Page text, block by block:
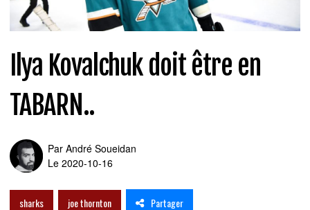
Ilya Kovalchuk doit être en
TABARN..
Par André Soueidan
Le 2020-10-16
sharks joe thornton Partager